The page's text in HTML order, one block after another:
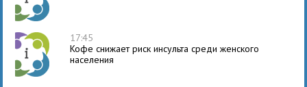
17:45
Кофе снижает риск инсульта среди женского
населения